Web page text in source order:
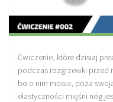
Drążki do
Guma oporowa
Piłkarska Kuchnia
Poradnik Piłkarza
Ćwiczenie, które dzisiaj
podczas rozgrzewki przed
bo o nim mowa, poza
elastyczności mięśni nóg